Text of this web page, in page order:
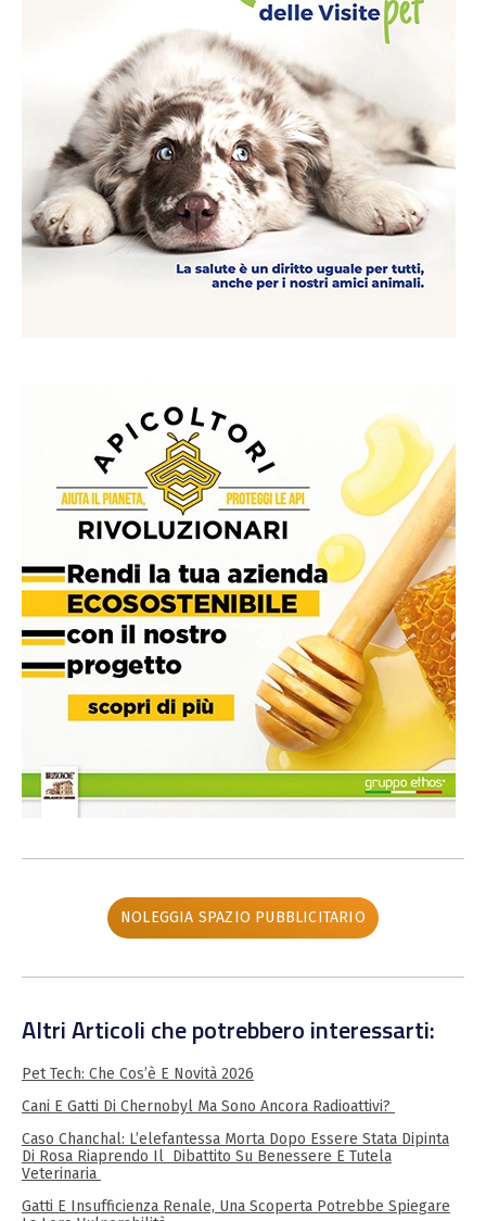
NOLEGGIA SPAZIO PUBBLICITARIO
Altri Articoli che potrebbero interessarti:
Pet Tech: Che Cos’è E Novità 2026
Cani E Gatti Di Chernobyl Ma Sono Ancora Radioattivi?
Caso Chanchal: L’elefantessa Morta Dopo Essere Stata Dipinta
Di Rosa Riaprendo Il Dibattito Su Benessere E Tutela
Veterinaria
Gatti E Insufficienza Renale, Una Scoperta Potrebbe Spiegare